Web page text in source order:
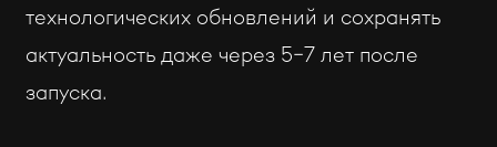
технологических обновлений и сохранять
актуальность даже через 5–7 лет после
запуска.